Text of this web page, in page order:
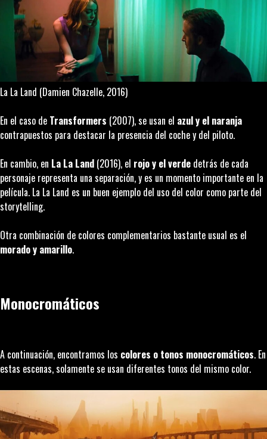
La La Land (Damien Chazelle, 2016)
En el caso de Transformers (2007), se usan el azul y el naranja
contrapuestos para destacar la presencia del coche y del piloto.
En cambio, en La La Land (2016), el rojo y el verde detrás de cada
personaje representa una separación, y es un momento importante en la
película. La La Land es un buen ejemplo del uso del color como parte del
storytelling.
Otra combinación de colores complementarios bastante usual es el
morado y amarillo.
Monocromáticos
A continuación, encontramos los colores o tonos monocromáticos. En
estas escenas, solamente se usan diferentes tonos del mismo color.